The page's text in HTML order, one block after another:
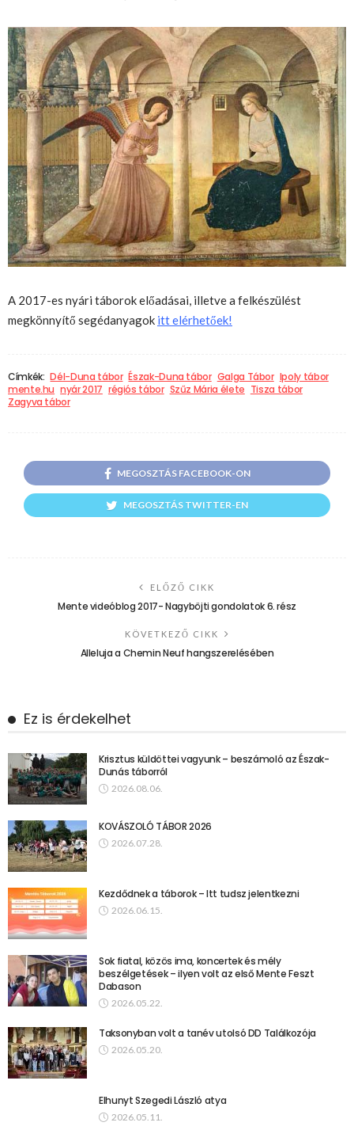
A 2017-es nyári táborok előadásai, illetve a felkészülést
megkönnyítő segédanyagok itt elérhetőek!
Címkék: Dél-Duna tábor Észak-Duna tábor Galga Tábor Ipoly tábor
mente.hu nyár 2017 régiós tábor Szűz Mária élete Tisza tábor
Zagyva tábor
MEGOSZTÁS FACEBOOK-ON
MEGOSZTÁS TWITTER-EN
ELŐZŐ CIKK
Mente videóblog 2017- Nagyböjti gondolatok 6. rész
KÖVETKEZŐ CIKK
Alleluja a Chemin Neuf hangszerelésében
Ez is érdekelhet
Krisztus küldöttei vagyunk – beszámoló az Észak-
Dunás táborról
2026.08.06.
KOVÁSZOLÓ TÁBOR 2026
2026.07.28.
Kezdődnek a táborok – Itt tudsz jelentkezni
2026.06.15.
Sok fiatal, közös ima, koncertek és mély
beszélgetések – ilyen volt az első Mente Feszt
Dabason
2026.05.22.
Taksonyban volt a tanév utolsó DD Találkozója
2026.05.20.
Elhunyt Szegedi László atya
2026.05.11.